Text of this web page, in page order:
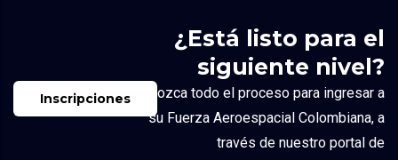
¿Está listo para el
siguiente nivel?
Conozca todo el proceso para ingresar a
su Fuerza Aeroespacial Colombiana, a
través de nuestro portal de
Inscripciones